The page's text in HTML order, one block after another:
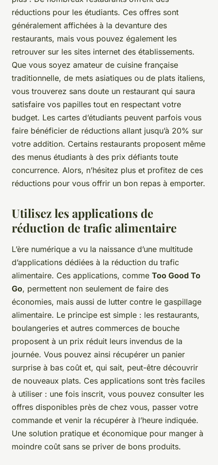
réductions pour les étudiants. Ces offres sont
généralement affichées à la devanture des
restaurants, mais vous pouvez également les
retrouver sur les sites internet des établissements.
Que vous soyez amateur de cuisine française
traditionnelle, de mets asiatiques ou de plats italiens,
vous trouverez sans doute un restaurant qui saura
satisfaire vos papilles tout en respectant votre
budget. Les cartes d’étudiants peuvent parfois vous
faire bénéficier de réductions allant jusqu’à 20% sur
votre addition. Certains restaurants proposent même
des menus étudiants à des prix défiants toute
concurrence. Alors, n’hésitez plus et profitez de ces
réductions pour vous offrir un bon repas à emporter.
Utilisez les applications de
réduction de trafic alimentaire
L’ère numérique a vu la naissance d’une multitude
d’applications dédiées à la réduction du trafic
alimentaire. Ces applications, comme Too Good To
Go, permettent non seulement de faire des
économies, mais aussi de lutter contre le gaspillage
alimentaire. Le principe est simple : les restaurants,
boulangeries et autres commerces de bouche
proposent à un prix réduit leurs invendus de la
journée. Vous pouvez ainsi récupérer un panier
surprise à bas coût et, qui sait, peut-être découvrir
de nouveaux plats. Ces applications sont très faciles
à utiliser : une fois inscrit, vous pouvez consulter les
offres disponibles près de chez vous, passer votre
commande et venir la récupérer à l’heure indiquée.
Une solution pratique et économique pour manger à
moindre coût sans se priver de bons produits.